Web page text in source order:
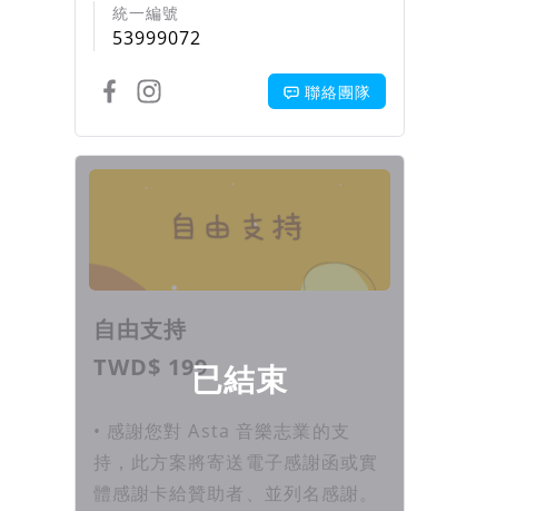
統一編號
53999072
聯絡團隊
回饋項目
已結束
自由支持
TWD$ 199
• 感謝您對 Asta 音樂志業的支
持，此方案將寄送電子感謝函或實
體感謝卡給贊助者、並列名感謝。